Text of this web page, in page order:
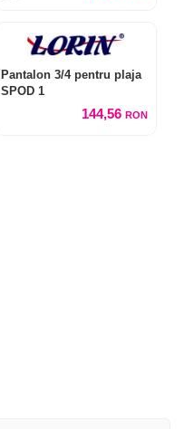
Pantalon 3/4 pentru plaja
SPOD 1
144,56 RON